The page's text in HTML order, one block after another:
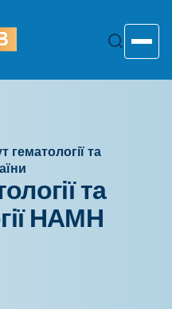
гематології та
та
НАМН